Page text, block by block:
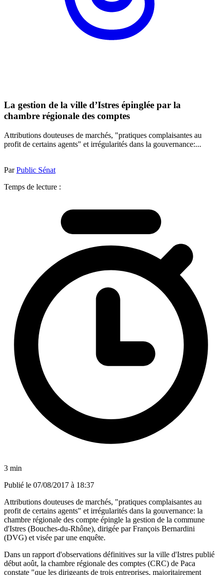
La gestion de la ville d’Istres épinglée par la
chambre régionale des comptes
Attributions douteuses de marchés, "pratiques complaisantes au
profit de certains agents" et irrégularités dans la gouvernance:...
ParPublic Sénat
Temps de lecture :
3 min
Publié le 07/08/2017 à 18:37
Attributions douteuses de marchés, "pratiques complaisantes au
profit de certains agents" et irrégularités dans la gouvernance: la
chambre régionale des compte épingle la gestion de la commune
d'Istres (Bouches-du-Rhône), dirigée par François Bernardini
(DVG) et visée par une enquête.
Dans un rapport d'observations définitives sur la ville d'Istres publié
début août, la chambre régionale des comptes (CRC) de Paca
constate "que les dirigeants de trois entreprises, majoritairement